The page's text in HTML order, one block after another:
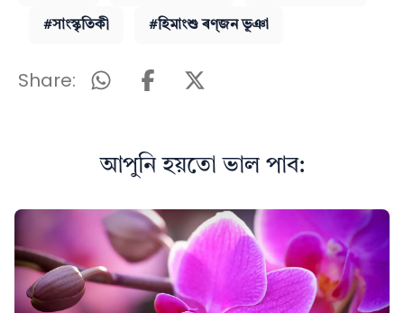
#সাংস্কৃতিকী #হিমাংশু ৰণ্‌জন ভূঞা
Share:
আপুনি হয়তো ভাল পাব: